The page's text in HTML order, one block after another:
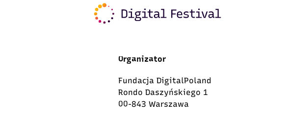
Organizator
Fundacja DigitalPoland
Rondo Daszyńskiego 1
00-843 Warszawa